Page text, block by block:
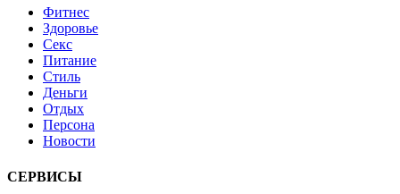
Фитнес
Здоровье
Секс
Питание
Стиль
Деньги
Отдых
Персона
Новости
СЕРВИСЫ